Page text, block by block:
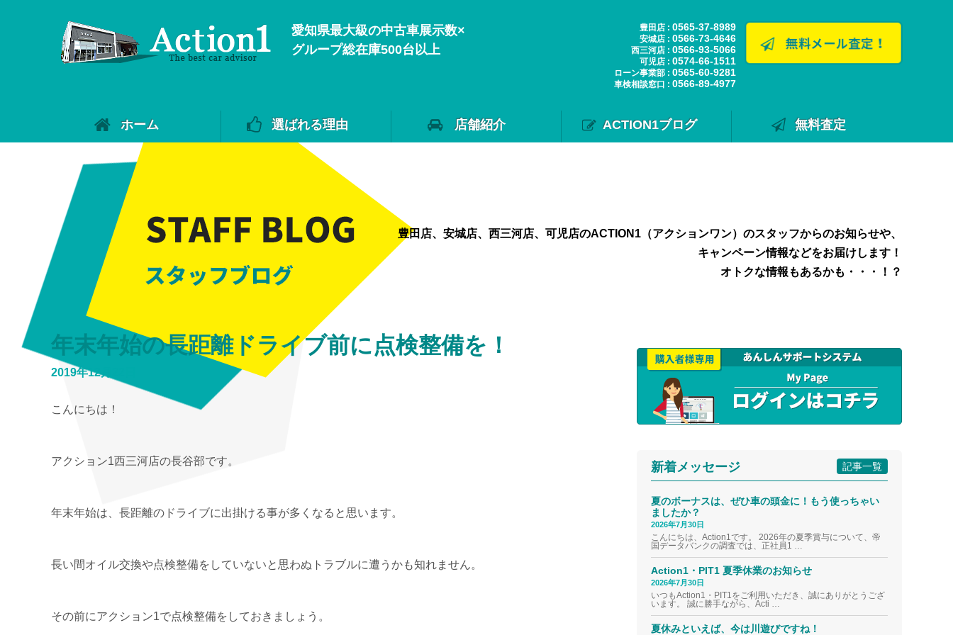
愛知県最大級の中古車展示数×
グループ総在庫500台以上
豊田店 : 0565-37-8989
安城店 : 0566-73-4646
西三河店 : 0566-93-5066
可児店 : 0574-66-1511
ローン事業部 : 0565-60-9281
車検相談窓口 : 0566-89-4977
ホーム 選ばれる理由 店舗紹介 ACTION1ブログ 無料査定
豊田店、安城店、西三河店、可児店のACTION1（アクションワン）のスタッフからのお知らせや、
キャンペーン情報などをお届けします！
オトクな情報もあるかも・・・！？
年末年始の長距離ドライブ前に点検整備を！
2019年12月22日
こんにちは！
アクション1西三河店の長谷部です。
年末年始は、長距離のドライブに出掛ける事が多くなると思います。
長い間オイル交換や点検整備をしていないと思わぬトラブルに遭うかも知れません。
その前にアクション1で点検整備をしておきましょう。
記事一覧
新着メッセージ
夏のボーナスは、ぜひ車の頭金に！もう使っちゃい
ましたか？
2026年7月30日
こんにちは、Action1です。 2026年の夏季賞与について、帝
国データバンクの調査では、正社員1 …
Action1・PIT1 夏季休業のお知らせ
2026年7月30日
いつもAction1・PIT1をご利用いただき、誠にありがとうござ
います。 誠に勝手ながら、Acti …
夏休みといえば、今は川遊びですね！